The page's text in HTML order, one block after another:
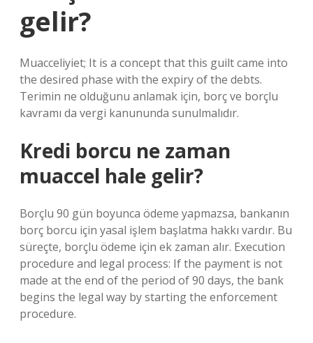
gelir?
Muacceliyiet; It is a concept that this guilt came into
the desired phase with the expiry of the debts.
Terimin ne olduğunu anlamak için, borç ve borçlu
kavramı da vergi kanununda sunulmalıdır.
Kredi borcu ne zaman
muaccel hale gelir?
Borçlu 90 gün boyunca ödeme yapmazsa, bankanın
borç borcu için yasal işlem başlatma hakkı vardır. Bu
süreçte, borçlu ödeme için ek zaman alır. Execution
procedure and legal process: If the payment is not
made at the end of the period of 90 days, the bank
begins the legal way by starting the enforcement
procedure.